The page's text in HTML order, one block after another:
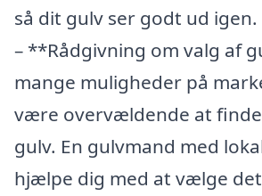
så dit gulv ser godt ud igen.
– **Rådgivning om valg af
mange muligheder på
være overvældende at
gulv. En gulvmand med
hjælpe dig med at vælge